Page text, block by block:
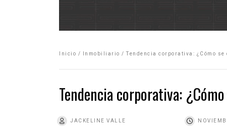
Inicio / Inmobiliario /Tendencia corporativa: ¿Cómo
Tendencia corporativa:
JACKELINE VALLE